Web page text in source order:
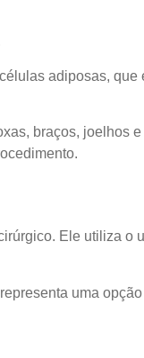
adiposas, que
braços, joelhos
Ele utiliza o
uma